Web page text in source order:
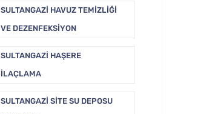
SULTANGAZI HAVUZ TEMIZLIĞI
VE DEZENFEKSIYON
SULTANGAZI HAŞERE
İLAÇLAMA
SULTANGAZI SITE SU DEPOSU